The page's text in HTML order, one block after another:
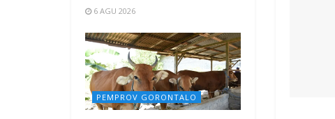
6 AGU 2026
PEMPROV GORONTALO